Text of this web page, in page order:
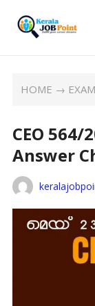
HOME →
CEO 564/
Answer